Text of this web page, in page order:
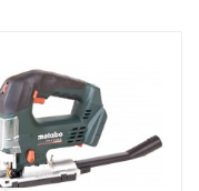
Vergleichen